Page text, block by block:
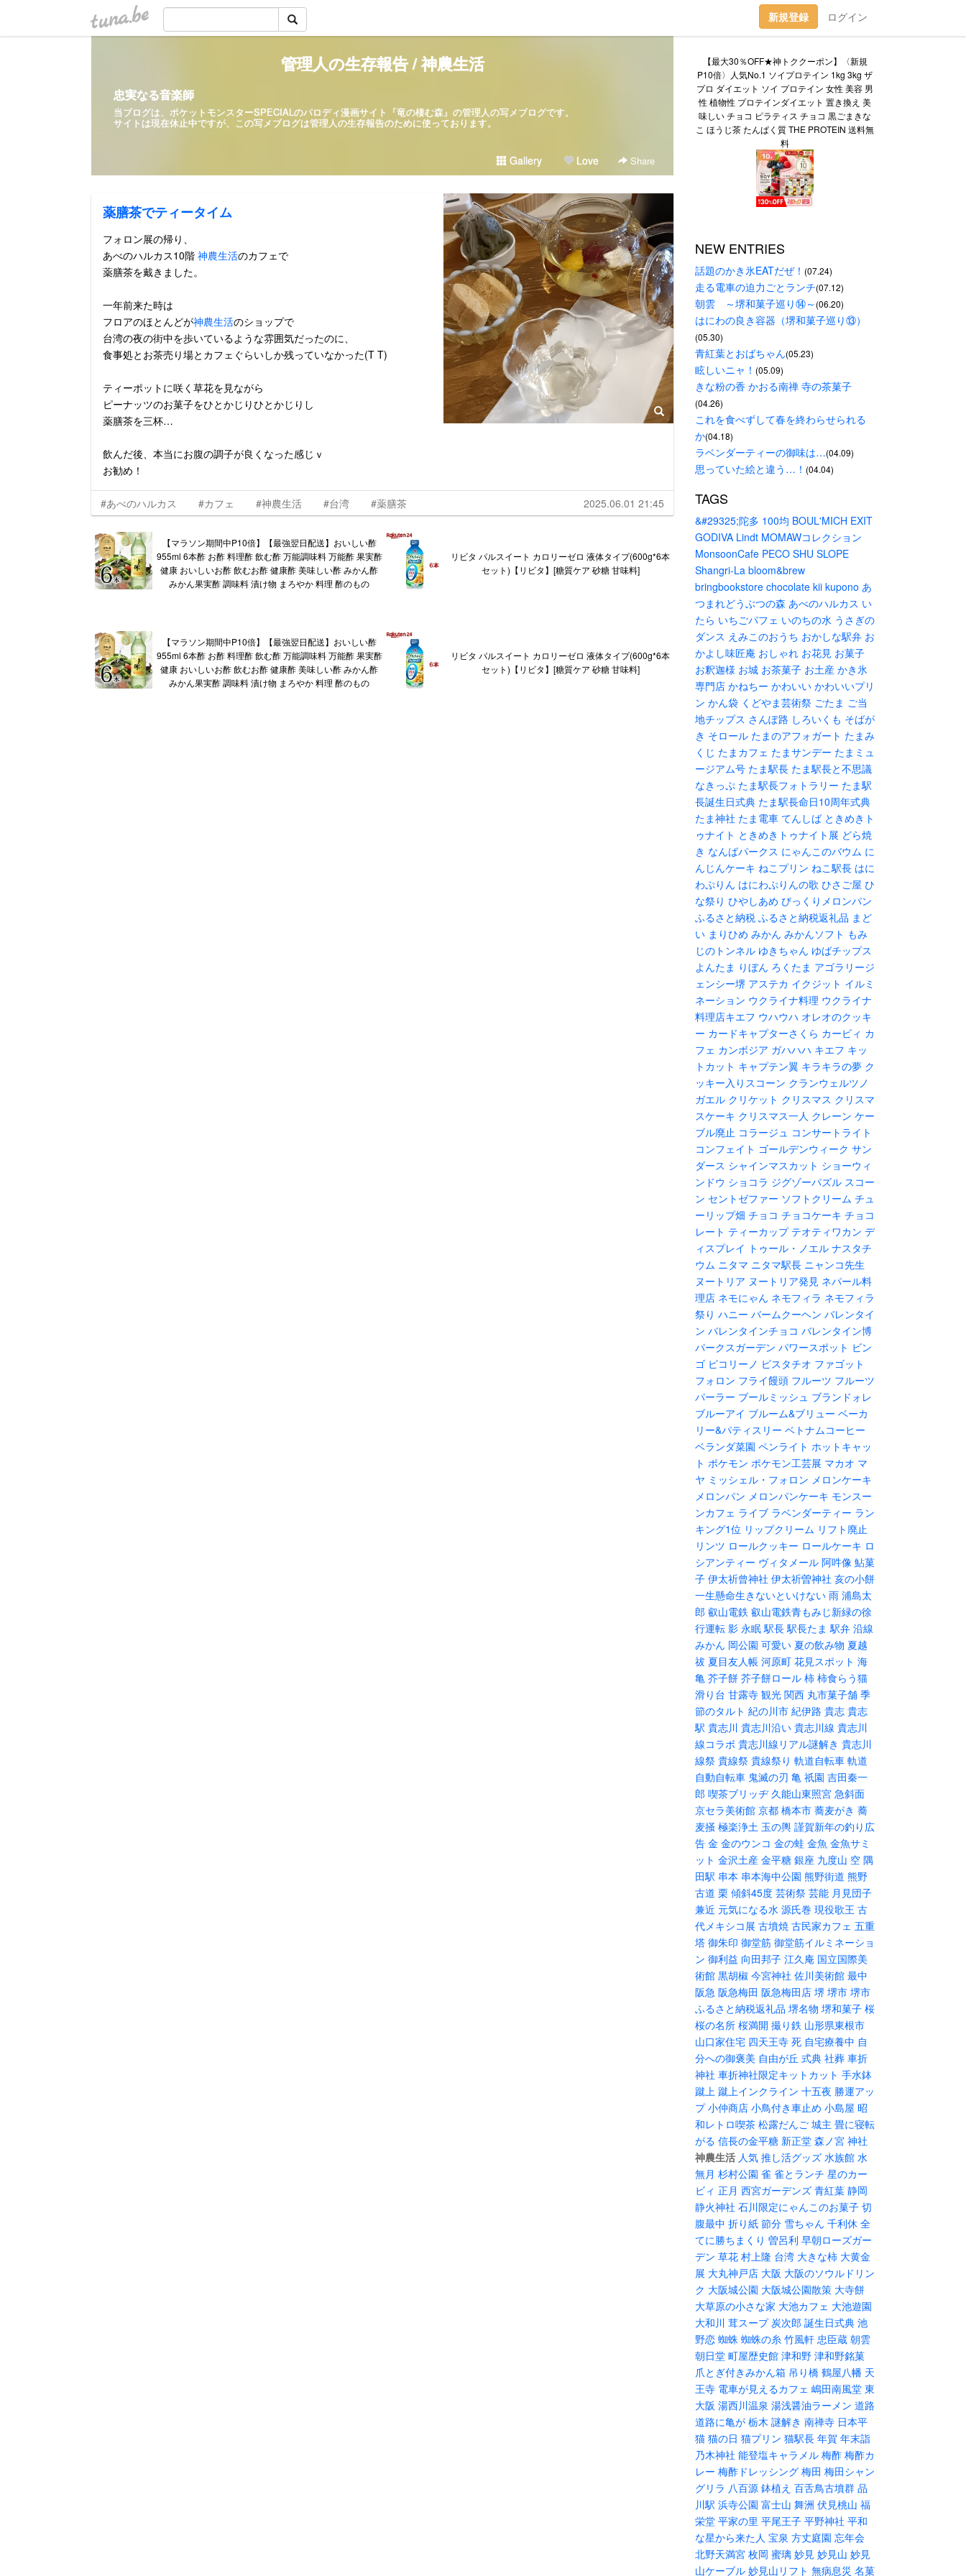
tuna.be 新規登録 ログイン
管理人の生存報告 / 神農生活
忠実なる音楽師
当ブログは、ポケットモンスターSPECIALのパロディ漫画サイト『竜の棲む森』の管理人の写メブログです。
サイトは現在休止中ですが、この写メブログは管理人の生存報告のために使っております。
Gallery Love Share
薬膳茶でティータイム
フォロン展の帰り、
あべのハルカス10階 神農生活のカフェで
薬膳茶を戴きました。
一年前来た時は
フロアのほとんどが神農生活のショップで
台湾の夜の街中を歩いているような雰囲気だったのに、
食事処とお茶売り場とカフェぐらいしか残っていなかった(T T)
ティーポットに咲く草花を見ながら
ピーナッツのお菓子をひとかじりひとかじりし
薬膳茶を三杯…
飲んだ後、本当にお腹の調子が良くなった感じｖ
お勧め！
#あべのハルカス #カフェ #神農生活 #台湾 #薬膳茶 2025.06.01 21:45
【マラソン期間中P10倍】【最強翌日配送】おいしい酢
955ml 6本酢 お酢 料理酢 飲む酢 万能調味料 万能酢 果実酢
健康 おいしいお酢 飲むお酢 健康酢 美味しい酢 みかん酢
みかん果実酢 調味料 漬け物 まろやか 料理 酢のもの
リビタ パルスイート カロリーゼロ 液体タイプ(600g*6本
セット)【リビタ】[糖質ケア 砂糖 甘味料]
【マラソン期間中P10倍】【最強翌日配送】おいしい酢
955ml 6本酢 お酢 料理酢 飲む酢 万能調味料 万能酢 果実酢
健康 おいしいお酢 飲むお酢 健康酢 美味しい酢 みかん酢
みかん果実酢 調味料 漬け物 まろやか 料理 酢のもの
リビタ パルスイート カロリーゼロ 液体タイプ(600g*6本
セット)【リビタ】[糖質ケア 砂糖 甘味料]
【最大30％OFF★神トククーポン】〈新規
P10倍〉人気No.1 ソイプロテイン 1kg 3kg ザ
プロ ダイエット ソイ プロテイン 女性 美容 男
性 植物性 プロテインダイエット 置き換え 美
味しい チョコ ピラティス チョコ 黒ごまきな
こ ほうじ茶 たんぱく質 THE PROTEIN 送料無
料
NEW ENTRIES
話題のかき氷EATだぜ！ (07.24)
走る電車の迫力ごとランチ(07.12)
朝雲　～堺和菓子巡り⑭～(06.20)
はにわの良き容器（堺和菓子巡り⑬）
(05.30)
青紅葉とおばちゃん(05.23)
眩しいニャ！ (05.09)
きな粉の香 かおる南禅 寺の茶菓子
(04.26)
これを食べずして春を終わらせられる
か(04.18)
ラベンダーティーの御味は…(04.09)
思っていた絵と違う…！ (04.04)
TAGS
&#29325;陀多 100均 BOUL'MICH EXIT
GODIVA Lindt MOMAWコレクション
MonsoonCafe PECO SHU SLOPE
Shangri-La bloom&brew
bringbookstore chocolate kii kupono あ
つまれどうぶつの森 あべのハルカス い
たら いちごパフェ いのちの水 うさぎの
ダンス えみこのおうち おかしな駅弁 お
かよし味匠庵 おしゃれ お花見 お菓子
お釈迦様 お城 お茶菓子 お土産 かき氷
専門店 かねちー かわいい かわいいプリ
ン かん袋 くどやま芸術祭 ごたま ご当
地チップス さんぽ路 しろいくも そばが
き そロール たまのアフォガート たまみ
くじ たまカフェ たまサンデー たまミュ
ージアム号 たま駅長 たま駅長と不思議
なきっぷ たま駅長フォトラリー たま駅
長誕生日式典 たま駅長命日10周年式典
たま神社 たま電車 てんしば ときめきト
ゥナイト ときめきトゥナイト展 どら焼
き なんばパークス にゃんこのバウム に
んじんケーキ ねこプリン ねこ駅長 はに
わぷりん はにわぷりんの歌 ひさご屋 ひ
な祭り ひやしあめ びっくりメロンパン
ふるさと納税 ふるさと納税返礼品 まど
い まりひめ みかん みかんソフト もみ
じのトンネル ゆきちゃん ゆばチップス
よんたま りぼん ろくたま アゴラリージ
ェンシー堺 アステカ イクジット イルミ
ネーション ウクライナ料理 ウクライナ
料理店キエフ ウハウハ オレオのクッキ
ー カードキャプターさくら カービィ カ
フェ カンボジア ガハハハ キエフ キッ
トカット キャプテン翼 キラキラの夢 ク
ッキー入りスコーン クランウェルツノ
ガエル クリケット クリスマス クリスマ
スケーキ クリスマス一人 クレーン ケー
ブル廃止 コラージュ コンサートライト
コンフェイト ゴールデンウィーク サン
ダース シャインマスカット ショーウィ
ンドウ ショコラ ジグゾーパズル スコー
ン セントゼファー ソフトクリーム チュ
ーリップ畑 チョコ チョコケーキ チョコ
レート ティーカップ テオティワカン デ
ィスプレイ トゥール・ノエル ナスタチ
ウム ニタマ ニタマ駅長 ニャンコ先生
ヌートリア ヌートリア発見 ネパール料
理店 ネモにゃん ネモフィラ ネモフィラ
祭り ハニー バームクーヘン バレンタイ
ン バレンタインチョコ バレンタイン博
パークスガーデン パワースポット ビン
ゴ ピコリーノ ピスタチオ ファゴット
フォロン フライ饅頭 フルーツ フルーツ
パーラー ブールミッシュ ブランドォレ
ブルーアイ ブルーム&ブリュー ベーカ
リー&パティスリー ベトナムコーヒー
ベランダ菜園 ペンライト ホットキャッ
ト ポケモン ポケモン工芸展 マカオ マ
ヤ ミッシェル・フォロン メロンケーキ
メロンパン メロンパンケーキ モンスー
ンカフェ ライブ ラベンダーティー ラン
キング1位 リップクリーム リフト廃止
リンツ ロールクッキー ロールケーキ ロ
シアンティー ヴィタメール 阿吽像 鮎菓
子 伊太祈曾神社 伊太祈曽神社 亥の小餅
一生懸命生きないといけない 雨 浦島太
郎 叡山電鉄 叡山電鉄青もみじ新緑の徐
行運転 影 永眠 駅長 駅長たま 駅弁 沿線
みかん 岡公園 可愛い 夏の飲み物 夏越
祓 夏目友人帳 河原町 花見スポット 海
亀 芥子餅 芥子餅ロール 柿 柿食らう猫
滑り台 甘露寺 観光 関西 丸市菓子舗 季
節のタルト 紀の川市 紀伊路 貴志 貴志
駅 貴志川 貴志川沿い 貴志川線 貴志川
線コラボ 貴志川線リアル謎解き 貴志川
線祭 貴線祭 貴線祭り 軌道自転車 軌道
自動自転車 鬼滅の刃 亀 祇園 吉田秦一
郎 喫茶ブリッヂ 久能山東照宮 急斜面
京セラ美術館 京都 橋本市 蕎麦がき 蕎
麦掻 極楽浄土 玉の輿 謹賀新年の釣り広
告 金 金のウンコ 金の蛙 金魚 金魚サミ
ット 金沢土産 金平糖 銀座 九度山 空 隅
田駅 串本 串本海中公園 熊野街道 熊野
古道 栗 傾斜45度 芸術祭 芸能 月見団子
兼近 元気になる水 源氏巻 現役歌王 古
代メキシコ展 古墳焼 古民家カフェ 五重
塔 御朱印 御堂筋 御堂筋イルミネーショ
ン 御利益 向田邦子 江久庵 国立国際美
術館 黒胡椒 今宮神社 佐川美術館 最中
阪急 阪急梅田 阪急梅田店 堺 堺市 堺市
ふるさと納税返礼品 堺名物 堺和菓子 桜
桜の名所 桜満開 撮り鉄 山形県東根市
山口家住宅 四天王寺 死 自宅療養中 自
分への御褒美 自由が丘 式典 社葬 車折
神社 車折神社限定キットカット 手水鉢
蹴上 蹴上インクライン 十五夜 勝運アッ
プ 小仲商店 小鳥付き車止め 小島屋 昭
和レトロ喫茶 松露だんご 城主 畳に寝転
がる 信長の金平糖 新正堂 森ノ宮 神社
神農生活 人気 推し活グッズ 水族館 水
無月 杉村公園 雀 雀とランチ 星のカー
ビィ 正月 西宮ガーデンズ 青紅葉 静岡
静火神社 石川限定にゃんこのお菓子 切
腹最中 折り紙 節分 雪ちゃん 千利休 全
てに勝ちまくり 曽呂利 早朝ローズガー
デン 草花 村上隆 台湾 大きな柿 大黄金
展 大丸神戸店 大阪 大阪のソウルドリン
ク 大阪城公園 大阪城公園散策 大寺餅
大草原の小さな家 大池カフェ 大池遊園
大和川 茸スープ 炭次郎 誕生日式典 池
野恋 蜘蛛 蜘蛛の糸 竹風軒 忠臣蔵 朝雲
朝日堂 町屋歴史館 津和野 津和野銘菓
爪とぎ付きみかん箱 吊り橋 鶴屋八幡 天
王寺 電車が見えるカフェ 嶋田南風堂 東
大阪 湯西川温泉 湯浅醤油ラーメン 道路
道路に亀が 栃木 謎解き 南禅寺 日本平
猫 猫の日 猫プリン 猫駅長 年賀 年末詣
乃木神社 能登塩キャラメル 梅酢 梅酢カ
レー 梅酢ドレッシング 梅田 梅田シャン
グリラ 八百源 鉢植え 百舌鳥古墳群 品
川駅 浜寺公園 富士山 舞洲 伏見桃山 福
栄堂 平家の里 平尾王子 平野神社 平和
な星から来た人 宝泉 方丈庭園 忘年会
北野天満宮 枚岡 蜜璃 妙見 妙見山 妙見
山ケーブル 妙見山リフト 無病息災 名菓